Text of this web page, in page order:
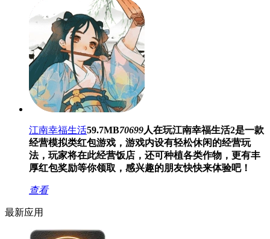
江南幸福生活59.7MB70699人在玩江南幸福生活2是一款
经营模拟类红包游戏，游戏内设有轻松休闲的经营玩
法，玩家将在此经营饭店，还可种植各类作物，更有丰
厚红包奖励等你领取，感兴趣的朋友快快来体验吧！
查看
最新应用